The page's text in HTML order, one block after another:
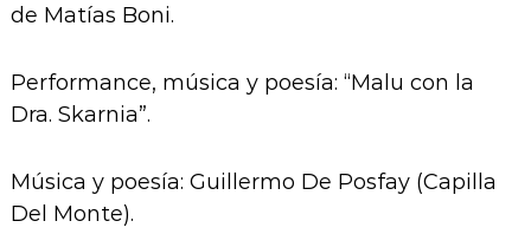
de Matías Boni.
Performance, música y poesía: “Malu con la
Dra. Skarnia”.
Música y poesía: Guillermo De Posfay (Capilla
Del Monte).